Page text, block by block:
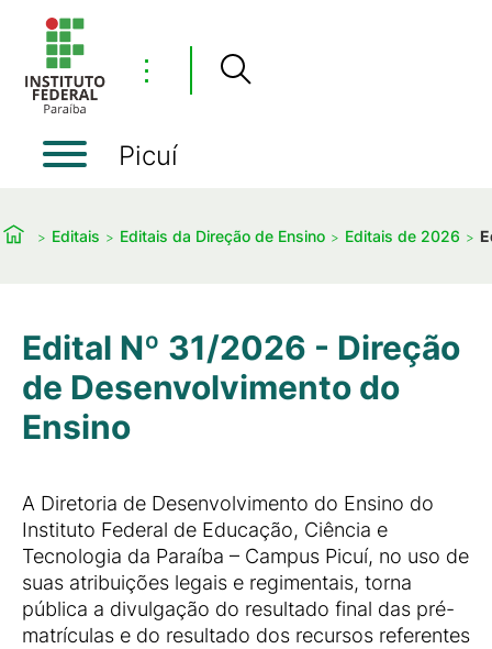
⋮
Picuí
Editais Editais da Direção de Ensino Editais de 2026
Edital Nº 31/2026 - Direção
de Desenvolvimento do
Ensino
A Diretoria de Desenvolvimento do Ensino do
Instituto Federal de Educação, Ciência e
Tecnologia da Paraíba – Campus Picuí, no uso de
suas atribuições legais e regimentais, torna
pública a divulgação do resultado final das pré-
matrículas e do resultado dos recursos referentes